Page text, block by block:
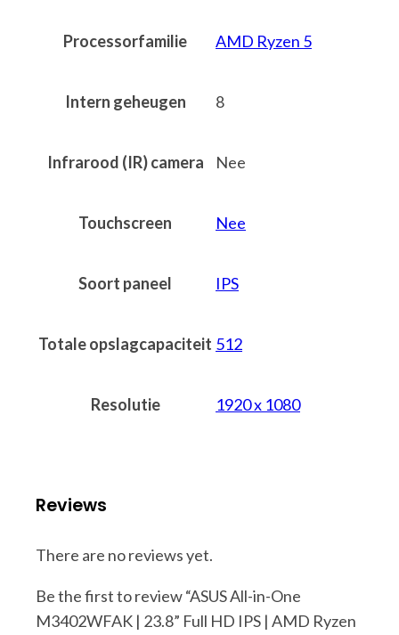
Processorfamilie AMD Ryzen 5
Intern geheugen 8
Infrarood (IR) camera Nee
Touchscreen Nee
Soort paneel IPS
Totale opslagcapaciteit 512
Resolutie 1920 x 1080
Reviews
There are no reviews yet.
Be the first to review “ASUS All-in-One
M3402WFAK | 23.8” Full HD IPS | AMD Ryzen